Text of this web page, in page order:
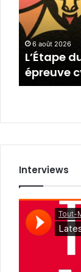
une
nouvelle
épreuve
cycliste
débarque
Metz
6 août 2026
L’Étape
épreuve
Interviews